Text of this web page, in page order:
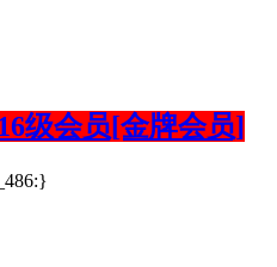
级会员[金牌会员]